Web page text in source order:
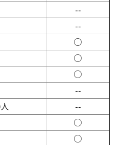
--
--
○
○
○
--
--
○
○